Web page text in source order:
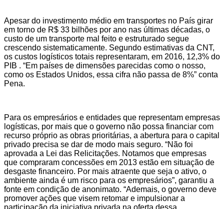
Apesar do investimento médio em transportes no País girar
em torno de R$ 33 bilhões por ano nas últimas décadas, o
custo de um transporte mal feito e estruturado segue
crescendo sistematicamente. Segundo estimativas da CNT,
os custos logísticos totais representaram, em 2016, 12,3% do
PIB . “Em países de dimensões parecidas como o nosso,
como os Estados Unidos, essa cifra não passa de 8%” conta
Pena.
Para os empresários e entidades que representam empresas
logísticas, por mais que o governo não possa financiar com
recurso próprio as obras prioritárias, a abertura para o capital
privado precisa se dar de modo mais seguro. “Não foi
aprovada a Lei das Relicitações. Notamos que empresas
que compraram concessões em 2013 estão em situação de
desgaste financeiro. Por mais atraente que seja o ativo, o
ambiente ainda é um risco para os empresários”, garantiu a
fonte em condição de anonimato. “Ademais, o governo deve
promover ações que visem retomar e impulsionar a
participação da iniciativa privada na oferta dessa